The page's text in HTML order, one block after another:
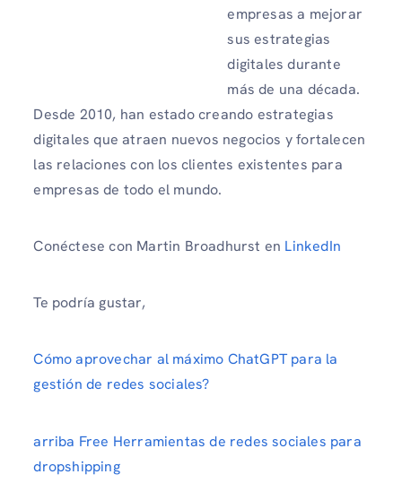
empresas a mejorar
sus estrategias
digitales durante
más de una década.
Desde 2010, han estado creando estrategias
digitales que atraen nuevos negocios y fortalecen
las relaciones con los clientes existentes para
empresas de todo el mundo.
Conéctese con Martin Broadhurst en LinkedIn
Te podría gustar,
Cómo aprovechar al máximo ChatGPT para la
gestión de redes sociales?
arriba Free Herramientas de redes sociales para
dropshipping